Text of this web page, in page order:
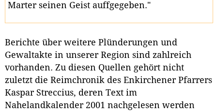
Marter seinen Geist auffgegeben."
Berichte über weitere Plünderungen und
Gewaltakte in unserer Region sind zahlreich
vorhanden. Zu diesen Quellen gehört nicht
zuletzt die Reimchronik des Enkirchener Pfarrers
Kaspar Streccius, deren Text im
Nahelandkalender 2001 nachgelesen werden